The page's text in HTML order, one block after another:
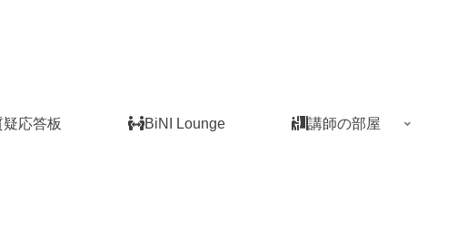
疑応答板 BiNI Lounge 講師の部屋